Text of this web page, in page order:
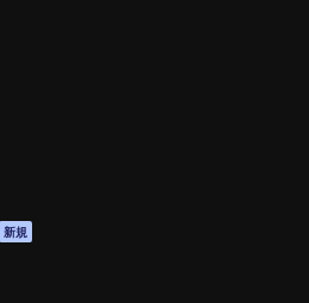
新規